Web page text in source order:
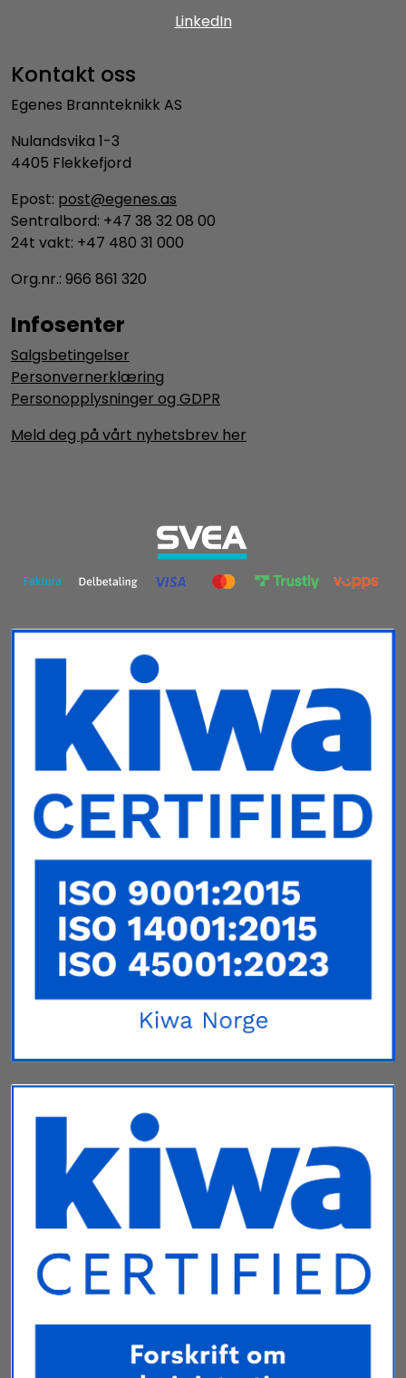
LinkedIn
Kontakt oss
Egenes Brannteknikk AS
Nulandsvika 1-3
4405 Flekkefjord
Epost: post@egenes.as
Sentralbord: +47 38 32 08 00
24t vakt: +47 480 31 000
Org.nr.: 966 861 320
Infosenter
Salgsbetingelser
Personvernerklæring
Personopplysninger og GDPR
Meld deg på vårt nyhetsbrev her